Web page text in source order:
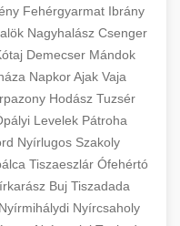
Fehérgyarmat Ibrány
Nagyhalász Csenger
Demecser Mándok
NapkorAjak Vaja
Hodász Tuzsér
Levelek Pátroha
Nyírlugos Szakoly
Tiszaeszlár Ófehértó
Buj Tiszadada
Nyírmihálydi Nyírcsaholy